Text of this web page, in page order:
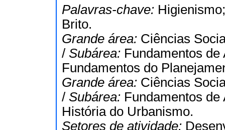
Palavras-chave:
Brito.
Grande área: Ciências
/ Subárea: Fundamentos
Fundamentos do
Grande área: Ciências
/ Subárea: Fundamentos
História do Urbanismo.
Setores de atividade: